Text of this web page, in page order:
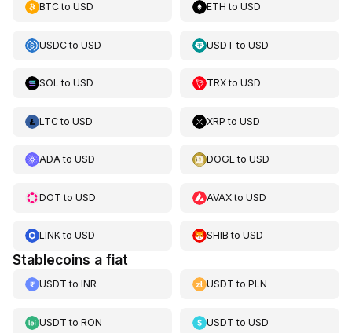
BTCto USD ETH toUSD
USDCto USD USDT toUSD
SOL to USD TRXtoUSD
LTCto USD XRP toUSD
ADAto USD DOGEtoUSD
DOT to USD AVAXtoUSD
LINKto USD SHIB toUSD
Stablecoins a fiat
USDT to INR USDT toPLN
USDT to RON USDT toUSD